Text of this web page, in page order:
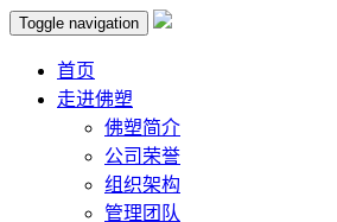
Toggle navigation
首页
走进佛塑
佛塑简介
公司荣誉
组织架构
管理团队